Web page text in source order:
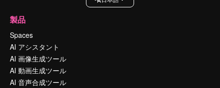
製品
Spaces
AI アシスタント
AI 画像生成ツール
AI 動画生成ツール
AI 音声合成ツール